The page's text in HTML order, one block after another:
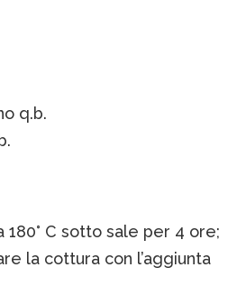
q.b.
C sotto sale per 4 ore;
la cottura con l’aggiunta